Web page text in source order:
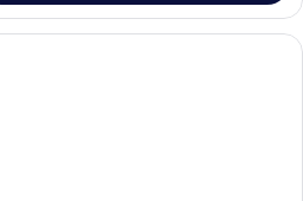
Ein Hotelzimmer mit zwei Betten,